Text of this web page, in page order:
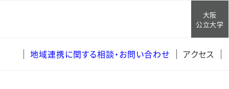
大阪
公立大学
地域連携に関する相談・お問い合わせ アクセス